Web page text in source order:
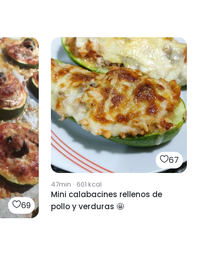
69
67
47min · 601 kcal
Mini calabacines rellenos de
pollo y verduras 🤩